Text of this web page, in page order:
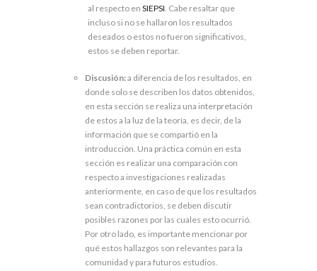
al respecto en SIEPSI . Cabe resaltar que
incluso si no se hallaron los resultados
deseados o estos no fueron significativos,
estos se deben reportar.
Discusión:a diferencia de los resultados, en
donde solo se describen los datos obtenidos,
en esta sección se realiza una interpretación
de estos a la luz de la teoría, es decir, de la
información que se compartió en la
introducción. Una práctica común en esta
sección es realizar una comparación con
respecto a investigaciones realizadas
anteriormente, en caso de que los resultados
sean contradictorios, se deben discutir
posibles razones por las cuales esto ocurrió.
Por otro lado, es importante mencionar por
qué estos hallazgos son relevantes para la
comunidad y para futuros estudios.